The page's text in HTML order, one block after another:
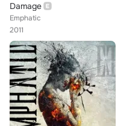
Damage
Emphatic
2011